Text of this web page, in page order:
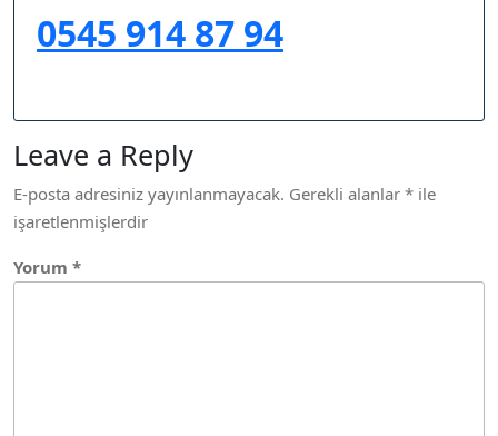
0545 914 87 94
Leave a Reply
E-posta adresiniz yayınlanmayacak. Gerekli alanlar * ile
işaretlenmişlerdir
Yorum *